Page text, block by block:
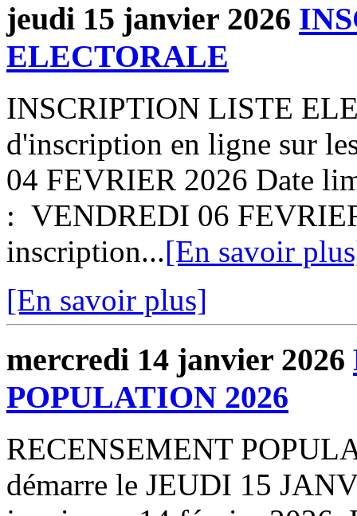
jeudi 15 janvier 2026
ELECTORALE
INSCRIPTION LISTE
d'inscription en ligne sur
04 FEVRIER 2026 Date
: VENDREDI 06
inscription...[En savoir
[En savoir plus]
mercredi 14 janvier 2026
POPULATION 2026
RECENSEMENT
démarre le JEUDI 15